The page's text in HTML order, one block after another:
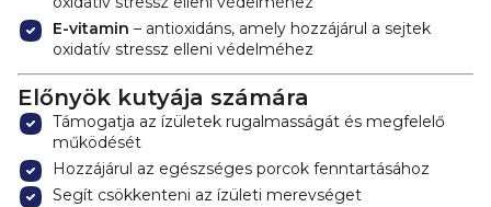
E-vitamin – antioxidáns, amely hozzájárul a sejtek
oxidatív stressz elleni védelméhez
Előnyök kutyája számára
Támogatja az ízületek rugalmasságát és megfelelő
működését
Hozzájárul az egészséges porcok fenntartásához
Segít csökkenteni az ízületi merevséget